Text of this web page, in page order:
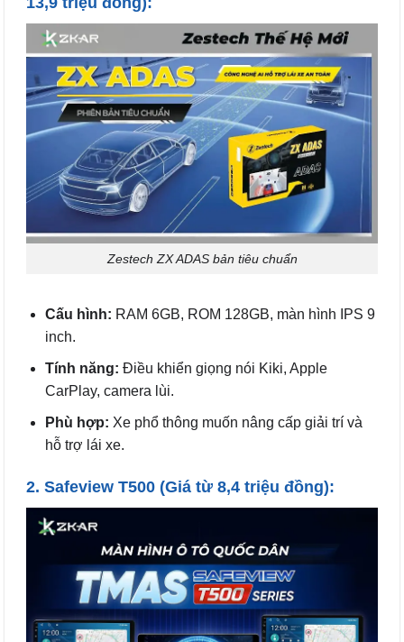
Zestech ZX ADAS bản tiêu chuẩn
Cấu hình: RAM 6GB, ROM 128GB, màn hình IPS 9
inch.
Tính năng: Điều khiển giọng nói Kiki, Apple
CarPlay, camera lùi.
Phù hợp: Xe phổ thông muốn nâng cấp giải trí và
hỗ trợ lái xe.
2. Safeview T500 (Giá từ 8,4 triệu đồng):